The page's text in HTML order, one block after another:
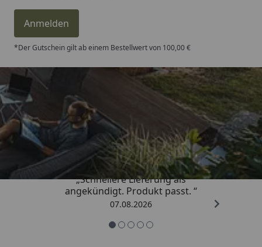
Anmelden
*Der Gutschein gilt ab einem Bestellwert von 100,00 €
Trusted Shops
4,81/ 5
„Schnellere Lieferung als
angekündigt. Produkt passt. “
07.08.2026